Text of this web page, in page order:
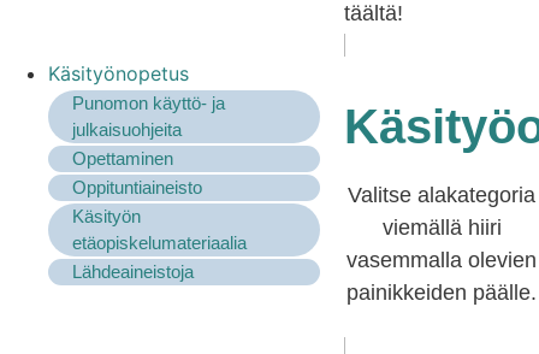
täältä!
Käsityönopetus
Punomon käyttö- ja
julkaisuohjeita
Opettaminen
Oppituntiaineisto
Käsityön
etäopiskelumateriaalia
Lähdeaineistoja
Valitse alakategoria
viemällä hiiri
vasemmalla olevien
painikkeiden päälle.